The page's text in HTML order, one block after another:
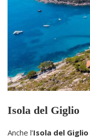
Isola del Giglio
Anche l’Isola del Giglio